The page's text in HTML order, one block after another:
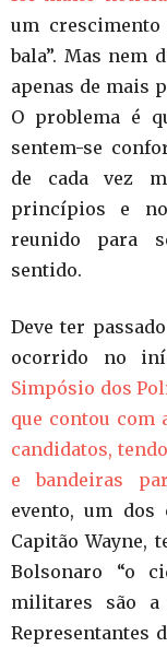
um crescimento
bala”. Mas nem
apenas de mais
O problema é
sentem-se
de cada vez
princípios e
reunido para
sentido.
Deve ter
ocorrido no
Simpósio dos
que contou com
candidatos,
e bandeiras
evento, um dos
Capitão Wayne,
Bolsonaro “o
militares são a
Representantes